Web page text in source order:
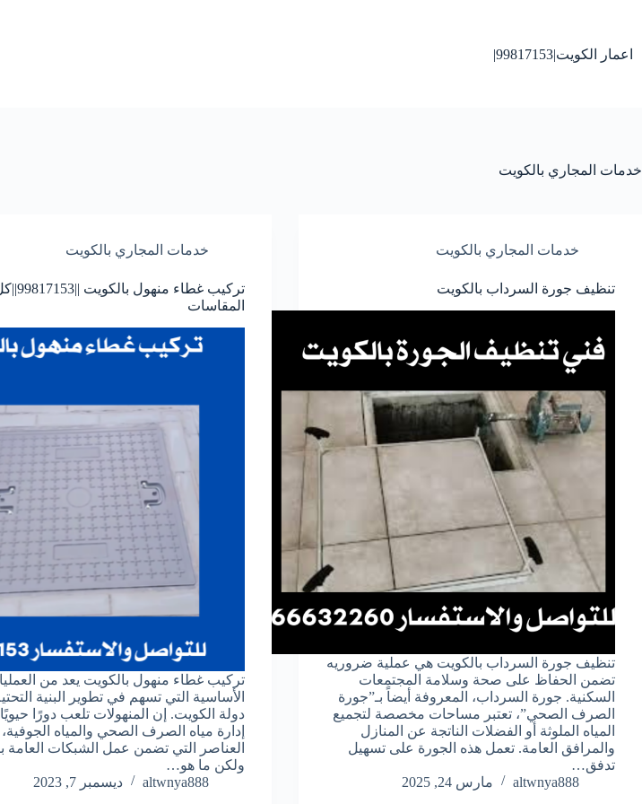
اعمار الكويت|99817153|
خدمات المجاري بالكويت
خدمات المجاري بالكويت
تنظيف جورة السرداب بالكويت
تنظيف جورة السرداب بالكويت هي عملية ضروريه
تضمن الحفاظ على صحة وسلامة المجتمعات
السكنية. جورة السرداب، المعروفة أيضاً بـ”جورة
الصرف الصحي”، تعتبر مساحات مخصصة لتجميع
المياه الملوثة أو الفضلات الناتجة عن المنازل
والمرافق العامة. تعمل هذه الجورة على تسهيل
تدفق…
altwnya888
مارس 24, 2025
خدمات المجاري بالكويت
تركيب غطاء منهول
المقاسات
تركيب غطاء منهول بالكويت يعد من
الأساسية التي تسهم في تطوير البنية
دولة الكويت. إن المنهولات تلعب دورًا
إدارة مياه الصرف الصحي والمياه
العناصر التي تضمن عمل الشبكات العامة
ولكن ما هو…
altwnya888
ديسمبر 7, 2023